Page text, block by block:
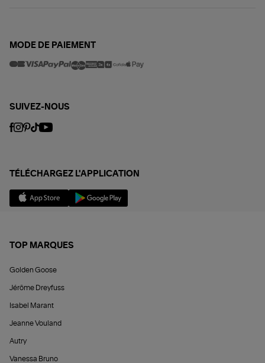
MODE DE PAIEMENT
SUIVEZ-NOUS
TÉLÉCHARGEZ L'APPLICATION
TOP MARQUES
Golden Goose
Jérôme Dreyfuss
Isabel Marant
Jeanne Vouland
Autry
Vanessa Bruno